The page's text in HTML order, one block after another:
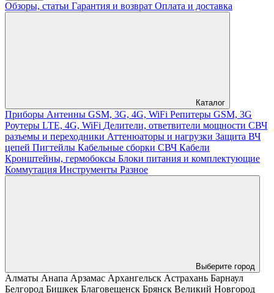
Обзоры, статьи Гарантия и возврат Оплата и доставка
Каталог
Приборы Антенны GSM, 3G, 4G, WiFi Репитеры GSM, 3G
Роутеры LTE, 4G, WiFi Делители, ответвители мощности СВЧ
разъемы и переходники Аттенюаторы и нагрузки Защита ВЧ
цепей Пигтейлы Кабельные сборки СВЧ Кабели
Кронштейны, гермобоксы Блоки питания и комплектующие
Коммутация Инструменты Разное
Выберите город
Алматы Анапа Арзамас Архангельск Астрахань Барнаул
Белгород Бишкек Благовещенск Брянск Великий Новгород